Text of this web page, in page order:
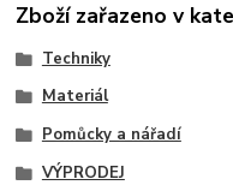
Zboží zařazeno v
Techniky
Materiál
Pomůcky a nářadí
VÝPRODEJ